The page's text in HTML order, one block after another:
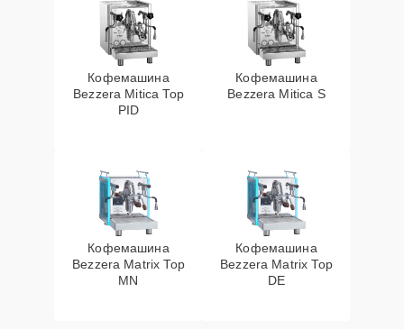
Кофемашина
Bezzera Mitica Top
PID
Кофемашина
Bezzera Mitica S
Кофемашина
Bezzera Matrix Top
MN
Кофемашина
Bezzera Matrix Top
DE